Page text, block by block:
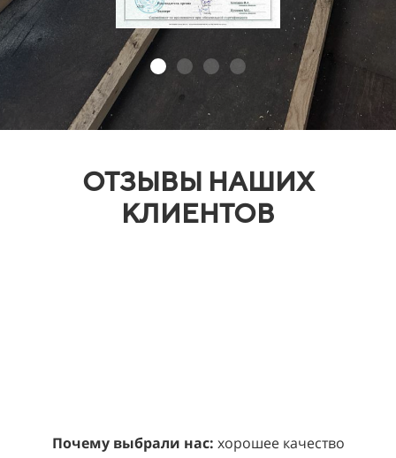
ОТЗЫВЫ НАШИХ
КЛИЕНТОВ
Почему выбрали нас: хорошее качество